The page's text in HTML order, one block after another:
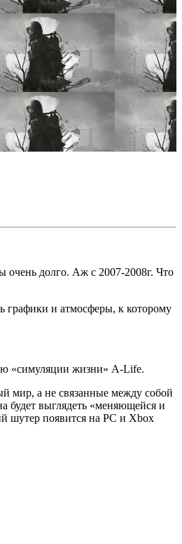
очень долго. Аж с 2007-2008г. Что
графики и атмосферы, к которому
«симуляции жизни» A-Life.
мир, а не связанные между собой
будет выглядеть «меняющейся и
шутер появится на PC и Xbox